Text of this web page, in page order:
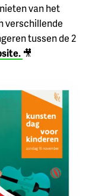
van het
verschillende
tussen de 2
🎥